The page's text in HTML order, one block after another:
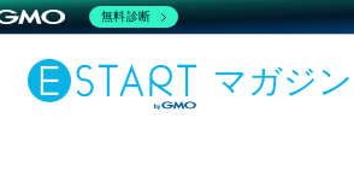
マガジン
無料診断